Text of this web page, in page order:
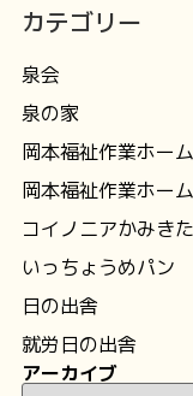
カテゴリー
泉会
泉の家
岡本福祉作業ホーム
岡本福祉作業ホー
コイノニアかみきた
いっちょうめパン
日の出舎
就労日の出舎
アーカイブ